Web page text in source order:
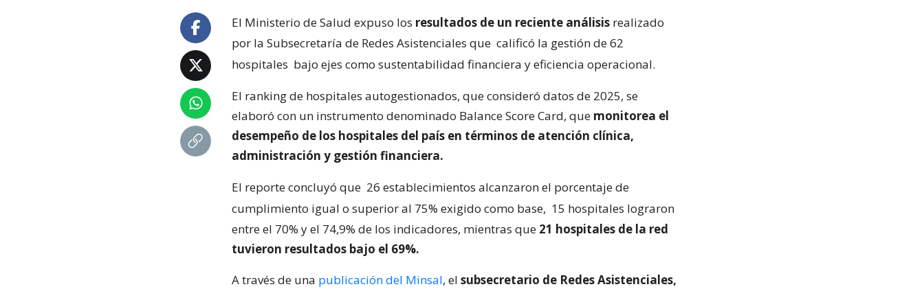
El Ministerio de Salud expuso los resultados de un reciente análisis realizado
por la Subsecretaría de Redes Asistenciales que calificó la gestión de 62
hospitales bajo ejes como sustentabilidad financiera y eficiencia operacional.
El ranking de hospitales autogestionados, que consideró datos de 2025, se
elaboró con un instrumento denominado Balance Score Card, que monitorea el
desempeño de los hospitales del país en términos de atención clínica,
administración y gestión financiera.
El reporte concluyó que 26 establecimientos alcanzaron el porcentaje de
cumplimiento igual o superior al 75% exigido como base, 15 hospitales lograron
entre el 70% y el 74,9% de los indicadores, mientras que 21 hospitales de la red
tuvieron resultados bajo el 69%.
A través de una publicación del Minsal, el subsecretario de Redes Asistenciales,